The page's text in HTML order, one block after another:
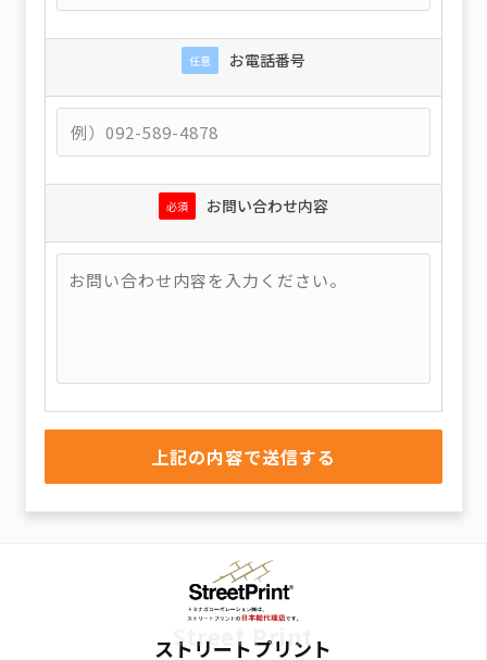
任意 お電話番号
必須 お問い合わせ内容
Street Print
ストリートプリント